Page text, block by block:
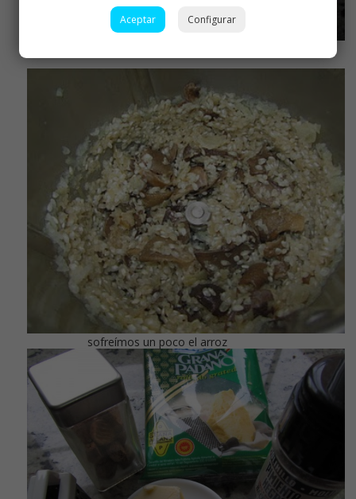
ya sofrita la cebolla y setas
sofreímos un poco el arroz
Aceptar Configurar